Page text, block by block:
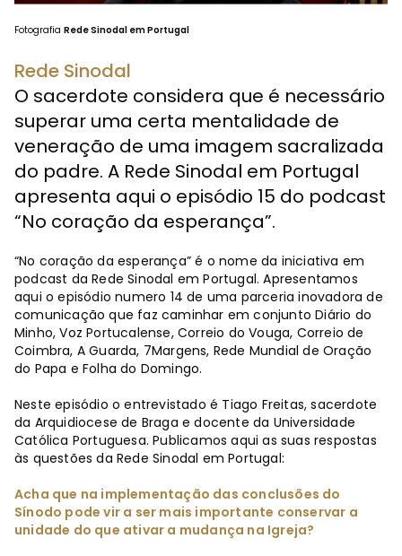
Fotografia Rede Sinodal em Portugal
Rede Sinodal
O sacerdote considera que é necessário
superar uma certa mentalidade de
veneração de uma imagem sacralizada
do padre. A Rede Sinodal em Portugal
apresenta aqui o episódio 15 do podcast
“No coração da esperança”.
“No coração da esperança” é o nome da iniciativa em
podcast da Rede Sinodal em Portugal. Apresentamos
aqui o episódio numero 14 de uma parceria inovadora de
comunicação que faz caminhar em conjunto Diário do
Minho, Voz Portucalense, Correio do Vouga, Correio de
Coimbra, A Guarda, 7Margens, Rede Mundial de Oração
do Papa e Folha do Domingo.
Neste episódio o entrevistado é Tiago Freitas, sacerdote
da Arquidiocese de Braga e docente da Universidade
Católica Portuguesa. Publicamos aqui as suas respostas
às questões da Rede Sinodal em Portugal:
Acha que na implementação das conclusões do
Sínodo pode vir a ser mais importante conservar a
unidade do que ativar a mudança na Igreja?